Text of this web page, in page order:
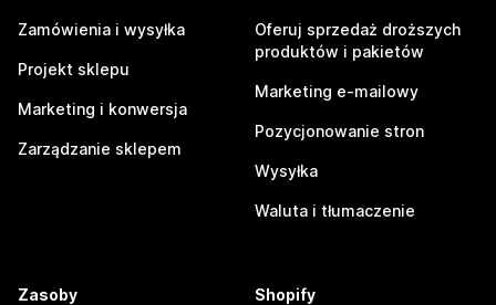
Zamówienia i wysyłka
Projekt sklepu
Marketing i konwersja
Zarządzanie sklepem
Oferuj sprzedaż droższych
produktów i pakietów
Marketing e-mailowy
Pozycjonowanie stron
Wysyłka
Waluta i tłumaczenie
Zasoby Shopify